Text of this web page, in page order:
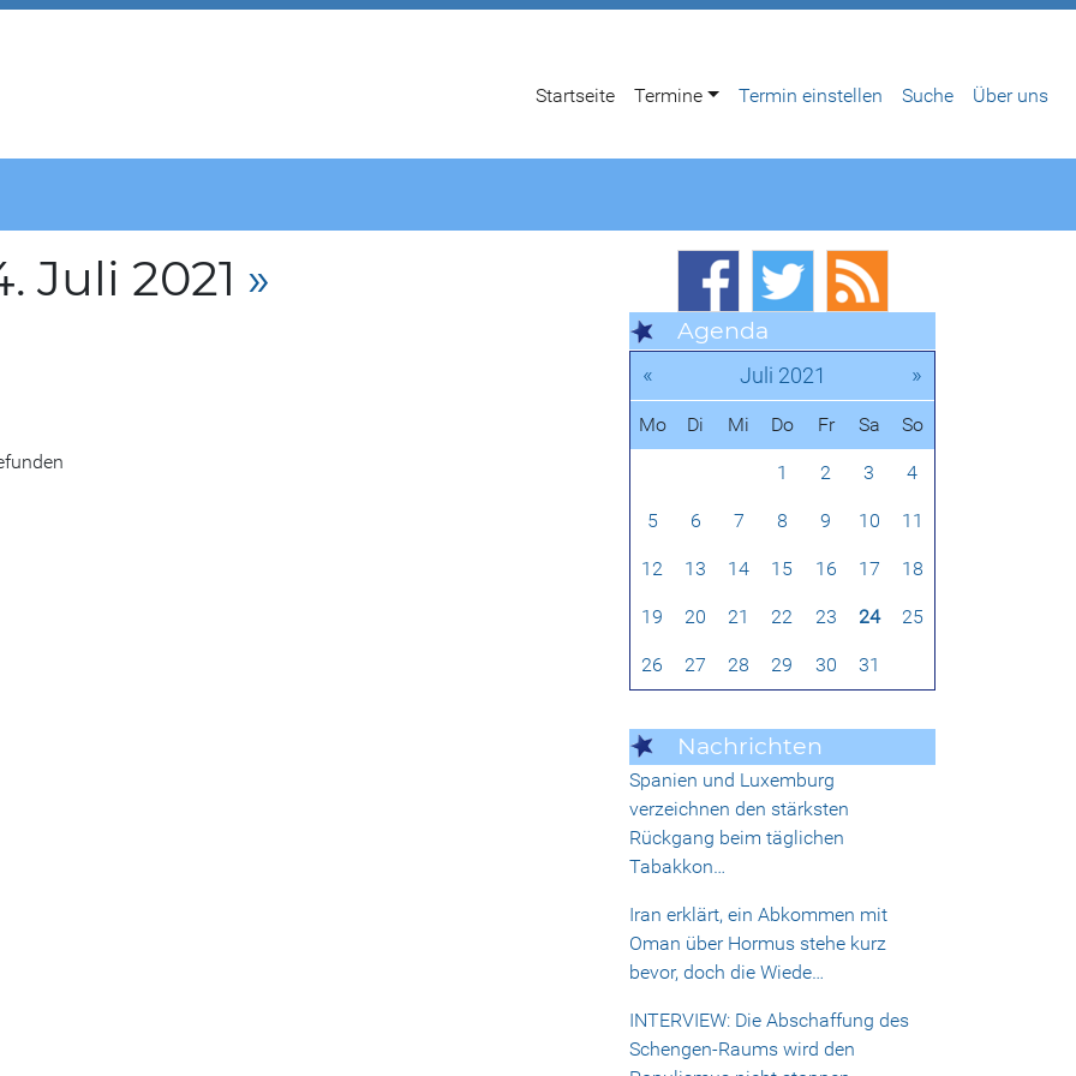
Startseite Termine Termin einstellen Suche Über uns
Juli 2021 »
Agenda
« Juli 2021 »
Mo Di Mi Do Fr Sa So
1 2 3 4
5 6 7 8 9 10 11
12 13 14 15 16 17 18
19 20 21 22 23 24 25
26 27 28 29 30 31
Nachrichten
Spanien und Luxemburg
verzeichnen den stärksten
Rückgang beim täglichen
Tabakkon…
Iran erklärt, ein Abkommen mit
Oman über Hormus stehe kurz
bevor, doch die Wiede…
INTERVIEW: Die Abschaffung des
Schengen-Raums wird den